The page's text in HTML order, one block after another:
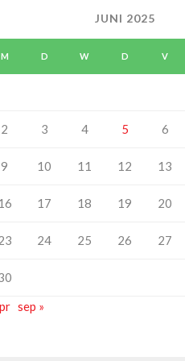
JUNI 2025
M D W D V
2 3 4 5 6
9 10 11 12 13
17 18 19 20
24 25 26 27
sep »